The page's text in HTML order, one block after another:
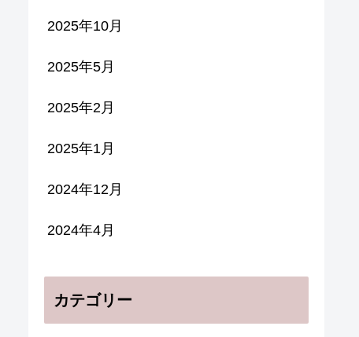
2025年10月
2025年5月
2025年2月
2025年1月
2024年12月
2024年4月
カテゴリー